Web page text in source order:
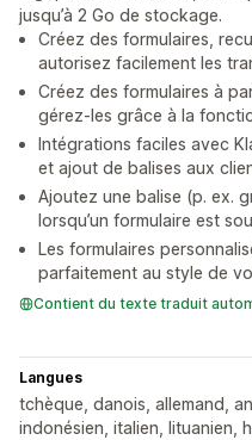
jusqu’à 2 Go de stockage.
Créez des formulaires,
autorisez facilement les
Créez des formulaires à
gérez-les grâce à la
Intégrations faciles avec
et ajout de balises aux
Ajoutez une balise (p. ex.
lorsqu’un formulaire est
Les formulaires
parfaitement au style de
Contient du texte traduit
Langues
tchèque, danois, allemand,
indonésien, italien, lituanien,